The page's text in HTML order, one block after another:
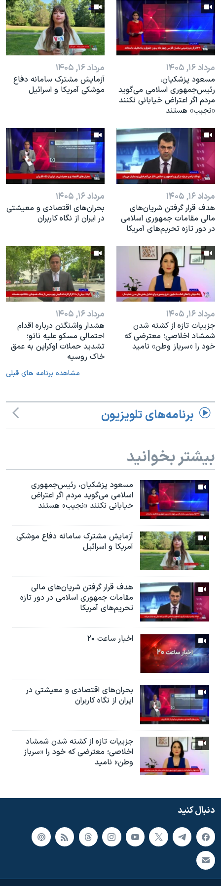
نرگس محمدی برنده جایزه نوبل صلح
همایش محافظه‌کاران آمریکا «سی‌پک»
صفحه‌های ویژه
سفر پرزیدنت ترامپ به چینمرداد ۱۶, ۱۴۰۵
مسعود پزشکیان،
رئيس‌جمهوری اسلامی می‌گوید
مردم اگر اعتراض خیابانی نکنند
«نجیب» هستند
مرداد ۱۶, ۱۴۰۵
آزمایش مشترک سامانه دفاع
موشکی آمریکا و اسرائیل
مرداد ۱۶, ۱۴۰۵
هدف قرار گرفتن شریان‌های
مالی مقامات جمهوری اسلامی
در دور تازه تحریم‌های آمریکا
مرداد ۱۶, ۱۴۰۵
بحران‌های اقتصادی و معیشتی
در ایران از نگاه کاربران
مرداد ۱۶, ۱۴۰۵
جزییات تازه از کشته شدن
شمشاد اخلاصی؛ معترضی که
خود را «سرباز وطن» نامید
مرداد ۱۶, ۱۴۰۵
هشدار واشنگتن درباره اقدام
احتمالی مسکو علیه ناتو؛
تشدید حملات اوکراین به عمق
خاک روسیه
مشاهده برنامه های قبلی
برنامه‌های تلویزیون
بیشتر بخوانید
مسعود پزشکیان، رئيس‌جمهوری
اسلامی می‌گوید مردم اگر اعتراض
خیابانی نکنند «نجیب» هستند
آزمایش مشترک سامانه دفاع موشکی
آمریکا و اسرائیل
هدف قرار گرفتن شریان‌های مالی
مقامات جمهوری اسلامی در دور تازه
تحریم‌های آمریکا
اخبار ساعت ۲۰
بحران‌های اقتصادی و معیشتی در
ایران از نگاه کاربران
جزییات تازه از کشته شدن شمشاد
اخلاصی؛ معترضی که خود را «سرباز
وطن» نامید
دنبال کنید